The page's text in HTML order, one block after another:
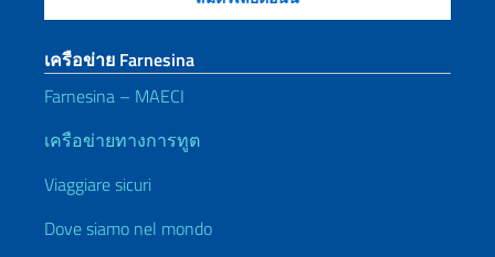
เครือข่าย Farnesina
Farnesina – MAECI
เครือข่ายทางการทูต
Viaggiare sicuri
Dove siamo nel mondo